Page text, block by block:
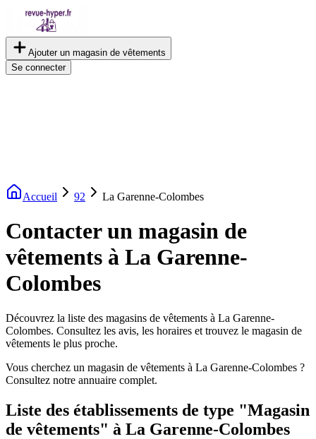
Ajouter un magasin de vêtements
Se connecter
Accueil 92 La Garenne-Colombes
Contacter un magasin de
vêtements à La Garenne-
Colombes
Découvrez la liste des magasins de vêtements à La Garenne-
Colombes. Consultez les avis, les horaires et trouvez le magasin de
vêtements le plus proche.
Vous cherchez un magasin de vêtements à La Garenne-Colombes ?
Consultez notre annuaire complet.
Liste des établissements de type "Magasin
de vêtements" à La Garenne-Colombes